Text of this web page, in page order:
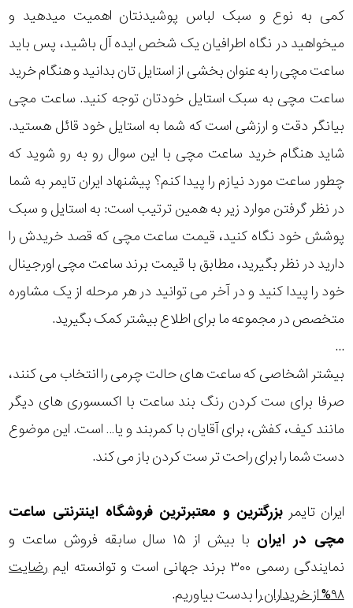
کمی به نوع و سبک لباس پوشیدنتان اهمیت میدهید و
میخواهید در نگاه اطرافیان یک شخص ایده آل باشید، پس باید
ساعت مچی را به عنوان بخشی از استایل تان بدانید و هنگام خرید
ساعت مچی به سبک استایل خودتان توجه کنید. ساعت مچی
بیانگر دقت و ارزشی است که شما به استایل خود قائل هستید.
شاید هنگام خرید ساعت مچی با این سوال رو به رو شوید که
چطور ساعت مورد نیازم را پیدا کنم؟ پیشنهاد ایران تایمر به شما
در نظر گرفتن موارد زیر به همین ترتیب است: به استایل و سبک
پوشش خود نگاه کنید، قیمت ساعت مچی که قصد خریدش را
دارید در نظر بگیرید، مطابق با قیمت برند ساعت مچی اورجینال
خود را پیدا کنید و در آخر می توانید در هر مرحله از یک مشاوره
متخصص در مجموعه ما برای اطلاع بیشتر کمک بگیرید.
...
بیشتر اشخاصی که ساعت های حالت چرمی را انتخاب می کنند،
صرفا برای ست کردن رنگ بند ساعت با اکسسوری های دیگر
مانند کیف، کفش، برای آقایان با کمربند و یا… است. این موضوع
دست شما را برای راحت تر ست کردن باز می کند.
ایران تایمر بزرگترین و معتبرترین فروشگاه اینترنتی ساعت
مچی در ایران
با بیش از ۱۵ سال سابقه فروش ساعت و
نمایندگی رسمی ۳۰۰ برند جهانی است و توانسته ایم
رضایت
۹۸% از خریداران
را بدست بیاوریم.
لیکوپر
آدیداس
متی
مازراتی
نمایش
جنسیت
استایل
محدوده
عرض
طرح
بند
بیشتر...
طرح
در
برابر